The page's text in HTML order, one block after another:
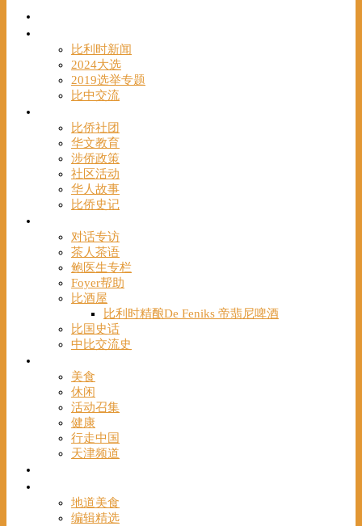
比利时新闻
2024大选
2019选举专题
比中交流
比侨社团
华文教育
涉侨政策
社区活动
华人故事
比侨史记
对话专访
茶人茶语
鲍医生专栏
Foyer帮助
比酒屋
比利时精酿De Feniks 帝翡尼啤酒
比国史话
中比交流史
美食
休闲
活动召集
健康
行走中国
天津频道
地道美食
编辑精选